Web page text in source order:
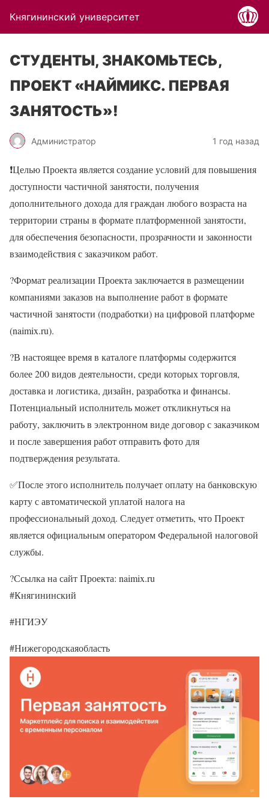
Княгининский университет
СТУДЕНТЫ, ЗНАКОМЬТЕСЬ,
ПРОЕКТ «НАЙМИКС. ПЕРВАЯ
ЗАНЯТОСТЬ»!
Администратор 1 год назад
❗Целью Проекта является создание условий для повышения
доступности частичной занятости, получения
дополнительного дохода для граждан любого возраста на
территории страны в формате платформенной занятости,
для обеспечения безопасности, прозрачности и законности
взаимодействия с заказчиком работ.
?Формат реализации Проекта заключается в размещении
компаниями заказов на выполнение работ в формате
частичной занятости (подработки) на цифровой платформе
(naimix.ru).
?В настоящее время в каталоге платформы содержится
более 200 видов деятельности, среди которых торговля,
доставка и логистика, дизайн, разработка и финансы.
Потенциальный исполнитель может откликнуться на
работу, заключить в электронном виде договор с заказчиком
и после завершения работ отправить фото для
подтверждения результата.
✅После этого исполнитель получает оплату на банковскую
карту с автоматической уплатой налога на
профессиональный доход. Следует отметить, что Проект
является официальным оператором Федеральной налоговой
службы.
?Ссылка на сайт Проекта: naimix.ru
#Княгининский
#НГИЭУ
#Нижегородскаяобласть